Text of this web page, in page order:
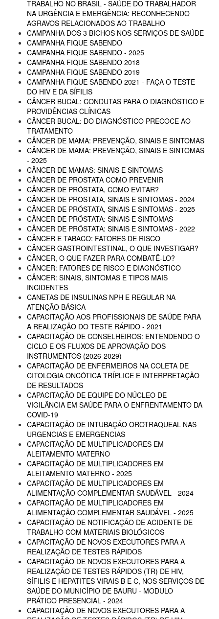
TRABALHO NO BRASIL - SAÚDE DO TRABALHADOR
NA URGÊNCIA E EMERGÊNCIA: RECONHECENDO
AGRAVOS RELACIONADOS AO TRABALHO
CAMPANHA DOS 3 BICHOS NOS SERVIÇOS DE SAÚDE
CAMPANHA FIQUE SABENDO
CAMPANHA FIQUE SABENDO - 2025
CAMPANHA FIQUE SABENDO 2018
CAMPANHA FIQUE SABENDO 2019
CAMPANHA FIQUE SABENDO 2021 - FAÇA O TESTE
DO HIV E DA SÍFILIS
CÂNCER BUCAL: CONDUTAS PARA O DIAGNÓSTICO E
PROVIDÊNCIAS CLÍNICAS
CÂNCER BUCAL: DO DIAGNÓSTICO PRECOCE AO
TRATAMENTO
CÂNCER DE MAMA: PREVENÇÃO, SINAIS E SINTOMAS
CÂNCER DE MAMA: PREVENÇÃO, SINAIS E SINTOMAS
- 2025
CÂNCER DE MAMAS: SINAIS E SINTOMAS
CÂNCER DE PROSTATA COMO PREVENIR
CÂNCER DE PRÓSTATA, COMO EVITAR?
CÂNCER DE PROSTATA, SINAIS E SINTOMAS - 2024
CÂNCER DE PRÓSTATA, SINAIS E SINTOMAS - 2025
CÂNCER DE PRÓSTATA: SINAIS E SINTOMAS
CÂNCER DE PRÓSTATA: SINAIS E SINTOMAS - 2022
CÂNCER E TABACO: FATORES DE RISCO
CÂNCER GASTROINTESTINAL, O QUE INVESTIGAR?
CÂNCER, O QUE FAZER PARA COMBATÊ-LO?
CÂNCER: FATORES DE RISCO E DIAGNÓSTICO
CÂNCER: SINAIS, SINTOMAS E TIPOS MAIS
INCIDENTES
CANETAS DE INSULINAS NPH E REGULAR NA
ATENÇÃO BÁSICA
CAPACITAÇÃO AOS PROFISSIONAIS DE SAÚDE PARA
A REALIZAÇÃO DO TESTE RÁPIDO - 2021
CAPACITAÇÃO DE CONSELHEIROS: ENTENDENDO O
CICLO E OS FLUXOS DE APROVAÇÃO DOS
INSTRUMENTOS (2026-2029)
CAPACITAÇÃO DE ENFERMEIROS NA COLETA DE
CITOLOGIA ONCÓTICA TRÍPLICE E INTERPRETAÇÃO
DE RESULTADOS
CAPACITAÇÃO DE EQUIPE DO NÚCLEO DE
VIGILÂNCIA EM SAÚDE PARA O ENFRENTAMENTO DA
COVID-19
CAPACITAÇÃO DE INTUBAÇÃO OROTRAQUEAL NAS
URGENCIAS E EMERGENCIAS
CAPACITAÇÃO DE MULTIPLICADORES EM
ALEITAMENTO MATERNO
CAPACITAÇÃO DE MULTIPLICADORES EM
ALEITAMENTO MATERNO - 2025
CAPACITAÇÃO DE MULTIPLICADORES EM
ALIMENTAÇÃO COMPLEMENTAR SAUDÁVEL - 2024
CAPACITAÇÃO DE MULTIPLICADORES EM
ALIMENTAÇÃO COMPLEMENTAR SAUDÁVEL - 2025
CAPACITAÇÃO DE NOTIFICAÇÃO DE ACIDENTE DE
TRABALHO COM MATERIAIS BIOLÓGICOS
CAPACITAÇÃO DE NOVOS EXECUTORES PARA A
REALIZAÇÃO DE TESTES RÁPIDOS
CAPACITAÇÃO DE NOVOS EXECUTORES PARA A
REALIZAÇÃO DE TESTES RÁPIDOS (TR) DE HIV,
SÍFILIS E HEPATITES VIRAIS B E C, NOS SERVIÇOS DE
SAÚDE DO MUNICÍPIO DE BAURU - MODULO
PRÁTICO PRESENCIAL - 2024
CAPACITAÇÃO DE NOVOS EXECUTORES PARA A